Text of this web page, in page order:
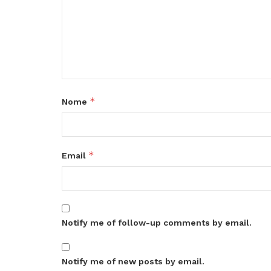
Nome *
Email *
Notify me of follow-up comments by email.
Notify me of new posts by email.